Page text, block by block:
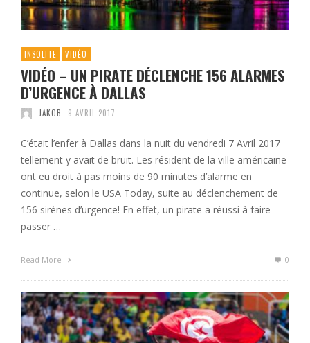
INSOLITE VIDÉO
VIDÉO – UN PIRATE DÉCLENCHE 156 ALARMES
D’URGENCE À DALLAS
JAKOB 9 AVRIL 2017
C’était l’enfer à Dallas dans la nuit du vendredi 7 Avril 2017
tellement y avait de bruit. Les résident de la ville américaine
ont eu droit à pas moins de 90 minutes d’alarme en
continue, selon le USA Today, suite au déclenchement de
156 sirènes d’urgence! En effet, un pirate a réussi à faire
passer …
Read More 0